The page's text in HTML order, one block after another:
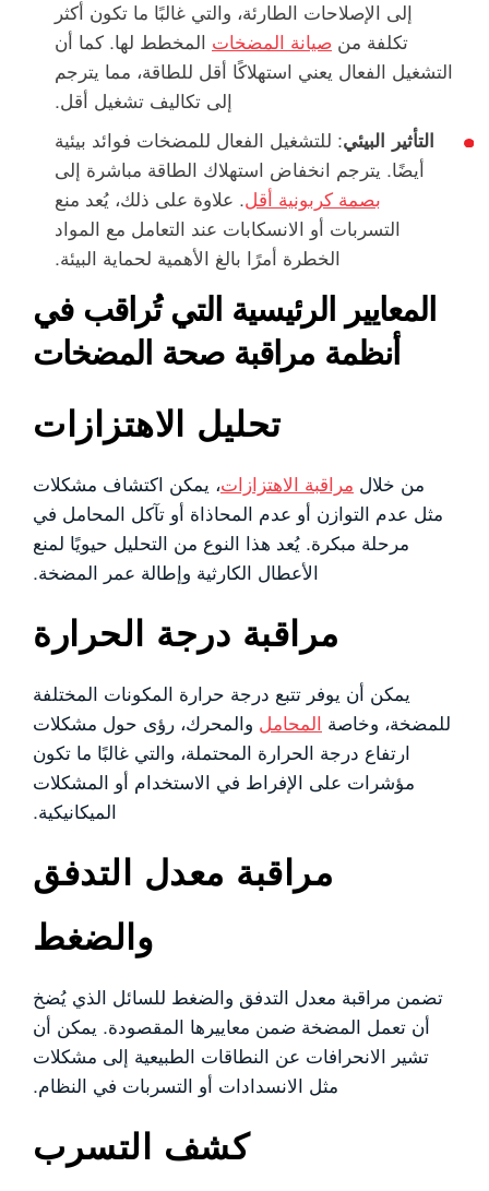
إلى الإصلاحات الطارئة، والتي غالبًا ما تكون أكثر
تكلفة من صيانة المضخات المخطط لها. كما أن
التشغيل الفعال يعني استهلاكًا أقل للطاقة، مما يترجم
إلى تكاليف تشغيل أقل.
التأثير البيئي: للتشغيل الفعال للمضخات فوائد بيئية
أيضًا. يترجم انخفاض استهلاك الطاقة مباشرة إلى
بصمة كربونية أقل. علاوة على ذلك، يُعد منع
التسربات أو الانسكابات عند التعامل مع المواد
الخطرة أمرًا بالغ الأهمية لحماية البيئة.
المعايير الرئيسية التي تُراقب في
أنظمة مراقبة صحة المضخات
تحليل الاهتزازات
من خلال مراقبة الاهتزازات، يمكن اكتشاف مشكلات
مثل عدم التوازن أو عدم المحاذاة أو تآكل المحامل في
مرحلة مبكرة. يُعد هذا النوع من التحليل حيويًا لمنع
الأعطال الكارثية وإطالة عمر المضخة.
مراقبة درجة الحرارة
يمكن أن يوفر تتبع درجة حرارة المكونات المختلفة
للمضخة، وخاصة المحامل والمحرك، رؤى حول مشكلات
ارتفاع درجة الحرارة المحتملة، والتي غالبًا ما تكون
مؤشرات على الإفراط في الاستخدام أو المشكلات
الميكانيكية.
مراقبة معدل التدفق
والضغط
تضمن مراقبة معدل التدفق والضغط للسائل الذي يُضخ
أن تعمل المضخة ضمن معاييرها المقصودة. يمكن أن
تشير الانحرافات عن النطاقات الطبيعية إلى مشكلات
مثل الانسدادات أو التسربات في النظام.
كشف التسرب